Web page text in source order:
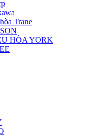
Trane
HÒA YORK